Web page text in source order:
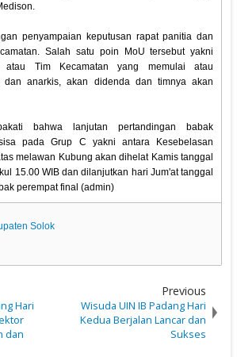
penyampaian keputusan rapat panitia dan
Salah satu poin MoU tersebut yakni
atau Tim Kecamatan yang memulai atau
dan anarkis, akan didenda dan timnya akan
bahwa lanjutan pertandingan babak
pada Grup C yakni antara Kesebelasan
melawan Kubung akan dihelat Kamis tanggal
15.00 WIB dan dilanjutkan hari Jum'at tanggal
perempat final (admin)
Solok
Hari
dan
Previous
Wisuda UIN IB Padang Hari
Kedua Berjalan Lancar dan
Sukses